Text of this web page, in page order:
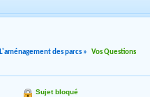
L'aménagement des parcs » Vos Questions
Sujet bloqué